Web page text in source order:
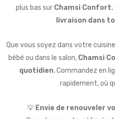
plus bas sur Chamsi Confort
livraison dans
Que vous soyez dans votre
bébé ou dans le salon, Chamsi
quotidien. Commandez en
rapidement, où
💡 Envie de renouveler